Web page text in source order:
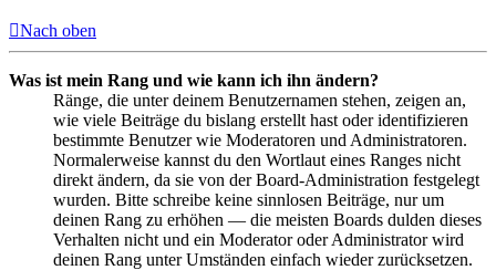
Nach oben
Was ist mein Rang und wie kann ich ihn ändern?
Ränge, die unter deinem Benutzernamen stehen, zeigen an,
wie viele Beiträge du bislang erstellt hast oder identifizieren
bestimmte Benutzer wie Moderatoren und Administratoren.
Normalerweise kannst du den Wortlaut eines Ranges nicht
direkt ändern, da sie von der Board-Administration festgelegt
wurden. Bitte schreibe keine sinnlosen Beiträge, nur um
deinen Rang zu erhöhen — die meisten Boards dulden dieses
Verhalten nicht und ein Moderator oder Administrator wird
deinen Rang unter Umständen einfach wieder zurücksetzen.